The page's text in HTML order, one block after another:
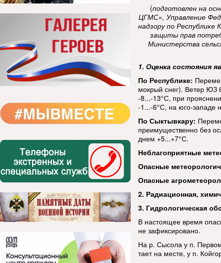
(подготовлен на
ЦГМС», Управление
надзору по Республике
защиты прав
Министерства
1. Оценка состояния
По Республике:
мокрый снег). Ветер ЮЗ
-8...-13°С, при
-1...-6°С, на юго-западе
По Сыктывкару:
преимущественно без
днем +5...+7°С.
Неблагоприятные
Опасные
Опасные
2. Радиационная,
3. Гидрологическая
В настоящее время
не зафиксировано.
На р. Сысола у п.
тает на месте, у п.